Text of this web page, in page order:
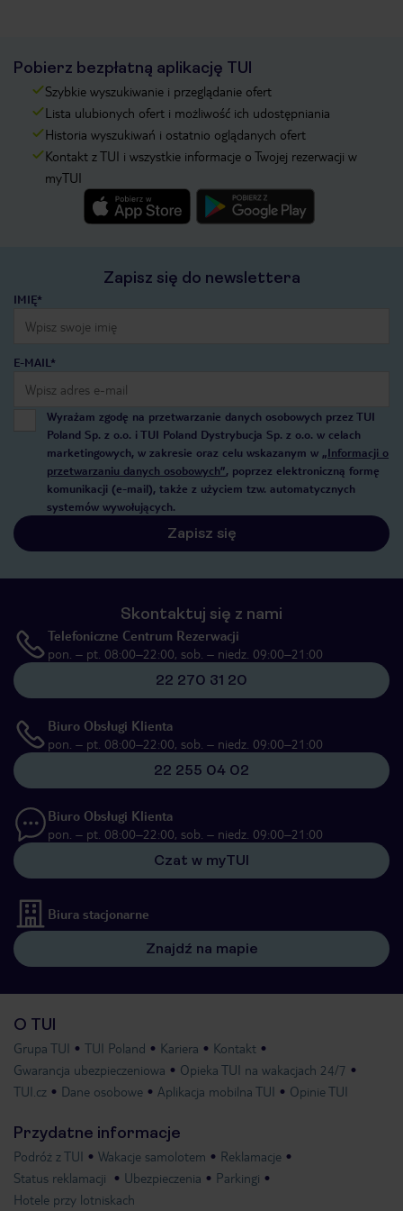
Pobierz bezpłatną aplikację TUI
Szybkie wyszukiwanie i przeglądanie ofert
Lista ulubionych ofert i możliwość ich udostępniania
Historia wyszukiwań i ostatnio oglądanych ofert
Kontakt z TUI i wszystkie informacje o Twojej rezerwacji w
myTUI
Zapisz się do newslettera
IMIĘ*
E-MAIL*
Wyrażam zgodę na przetwarzanie danych osobowych przez TUI
Poland Sp. z o.o. i TUI Poland Dystrybucja Sp. z o.o. w celach
marketingowych, w zakresie oraz celu wskazanym w „Informacji o
przetwarzaniu danych osobowych”, poprzez elektroniczną formę
komunikacji (e-mail), także z użyciem tzw. automatycznych
systemów wywołujących.
Zapisz się
Skontaktuj się z nami
Telefoniczne Centrum Rezerwacji
pon. – pt. 08:00–22:00, sob. – niedz. 09:00–21:00
22 270 31 20
Biuro Obsługi Klienta
pon. – pt. 08:00–22:00, sob. – niedz. 09:00–21:00
22 255 04 02
Biuro Obsługi Klienta
pon. – pt. 08:00–22:00, sob. – niedz. 09:00–21:00
Czat w myTUI
Biura stacjonarne
Znajdź na mapie
O TUI
Grupa TUI TUI Poland Kariera
Kontakt
Gwarancja ubezpieczeniowa
Opieka TUI na wakacjach 24/7
TUI.cz
Dane osobowe Aplikacja mobilna TUI Opinie TUI
Przydatne informacje
Podróż z TUI Wakacje samolotem
Reklamacje
Status reklamacji
Ubezpieczenia
Parkingi
Hotele przy lotniskach